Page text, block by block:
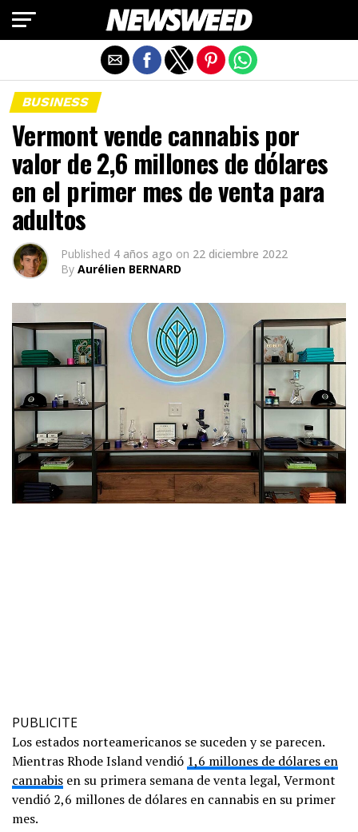
BUSINESS
Vermont vende cannabis por
valor de 2,6 millones de dólares
en el primer mes de venta para
adultos
Published 4 años ago on 22 diciembre 2022
By Aurélien BERNARD
PUBLICITE
Los estados norteamericanos se suceden y se parecen.
Mientras Rhode Island vendió 1,6 millones de dólares en
cannabis en su primera semana de venta legal, Vermont
vendió 2,6 millones de dólares en cannabis en su primer
mes.
Salir de la versión móvil